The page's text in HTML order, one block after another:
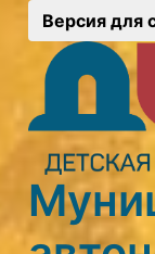
Версия для